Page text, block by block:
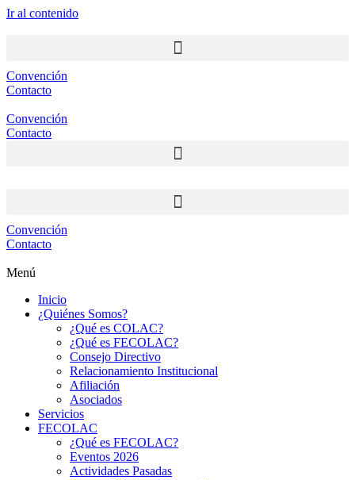
Ir al contenido
Convención
Contacto
Convención
Contacto
Convención
Contacto
Menú
Inicio
¿Quiénes Somos?
¿Qué es COLAC?
¿Qué es FECOLAC?
Consejo Directivo
Relacionamiento Institucional
Afiliación
Asociados
Servicios
FECOLAC
¿Qué es FECOLAC?
Eventos 2026
Actividades Pasadas